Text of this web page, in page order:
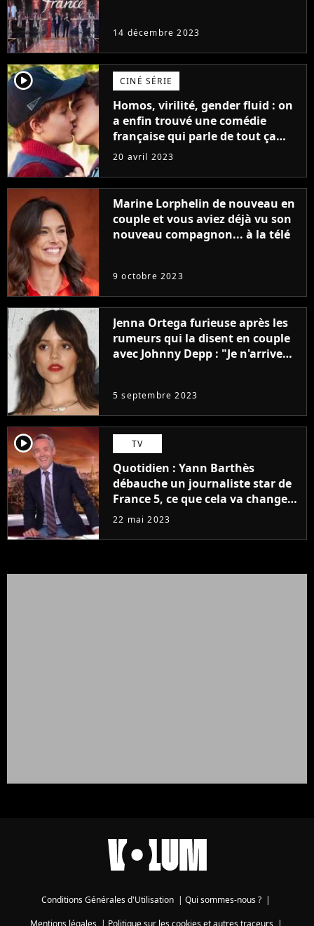
14 décembre 2023
player2 CINÉ SÉRIE
Homos, virilité, gender fluid : on
a enfin trouvé une comédie
française qui parle de tout ça
sans être super ringarde
20 avril 2023
Marine Lorphelin de nouveau en
couple et vous aviez déjà vu son
nouveau compagnon... à la télé
9 octobre 2023
Jenna Ortega furieuse après les
rumeurs qui la disent en couple
avec Johnny Depp : "Je n'arrive
5 septembre 2023
player2 TV
Quotidien : Yann Barthès
débauche un journaliste star de
France 5, ce que cela va changer
à la rentrée
22 mai 2023
Conditions Générales d'Utilisation | Qui sommes-nous ? |